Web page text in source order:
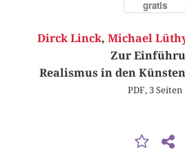
gratis
Dirck Linck, Michael
Zur
Realismus in den
PDF, 3 Seiten